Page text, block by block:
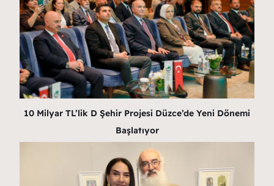
10 Milyar TL’lik D Şehir Projesi Düzce’de Yeni Dönemi
Başlatıyor